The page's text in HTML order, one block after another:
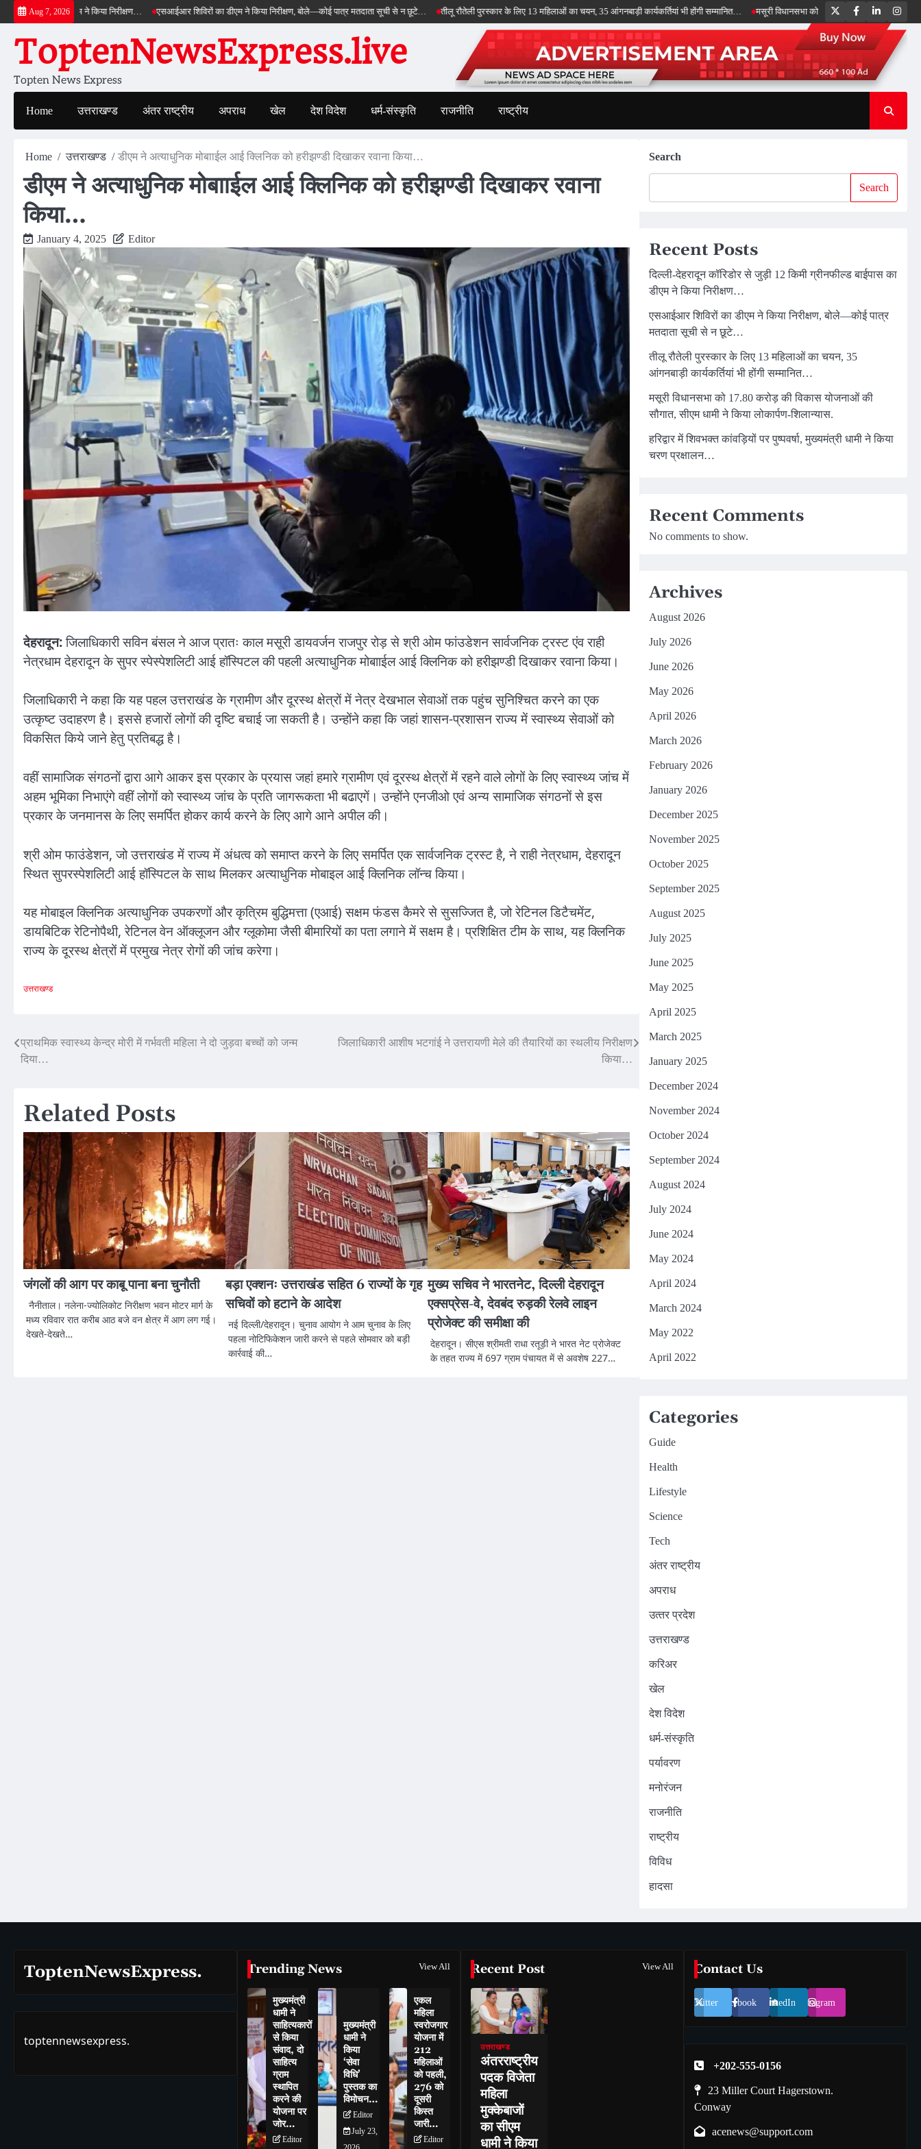
Skip
to
content
Aug 7, 2026
का डीएम ने किया निरीक्षण… एसआईआर शिविरों का डीएम ने किया निरीक्षण, बोले—कोई पात्र मतदाता सूची से न छूटे… तीलू रौतेली पुरस्कार के लिए 13 महिलाओं का चयन, 35 आंगनबाड़ी कार्यकर्तियां भी होंगी सम्मानित… मसूरी विधानसभा को 17.80 करोड़ की विकास योजनाओं की सौगात,
TwitterFacebookLinkedIn
ToptenNewsExpress.live
Topten News Express
Home उत्तराखण्ड अंतर राष्ट्रीय अपराध खेल देश विदेश धर्म-संस्कृति राजनीति राष्ट्रीय
Home उत्तराखण्ड डीएम ने अत्याधुनिक मोबााईल आई क्लिनिक को हरीझण्डी दिखाकर रवाना किया…
डीएम ने अत्याधुनिक मोबााईल आई क्लिनिक को हरीझण्डी दिखाकर रवाना
किया…
January 4, 2025 Editor
देहरादून:जिलाधिकारी सविन बंसल ने आज प्रातः काल मसूरी डायवर्जन राजपुर रोड़ से श्री ओम फांउडेशन सार्वजनिक ट्रस्ट एंव राही
नेत्रधाम देहरादून के सुपर स्पेस्पेशलिटी आई हॉस्पिटल की पहली अत्याधुनिक मोबााईल आई क्लिनिक को हरीझण्डी दिखाकर रवाना किया।
जिलाधिकारी ने कहा कि यह पहल उत्तराखंड के ग्रामीण और दूरस्थ क्षेत्रों में नेत्र देखभाल सेवाओं तक पहुंच सुनिश्चित करने का एक
उत्कृष्ट उदाहरण है। इससे हजारों लोगों की दृष्टि बचाई जा सकती है। उन्होंने कहा कि जहां शासन-प्रशासन राज्य में स्वास्थ्य सेवाओं को
विकसित किये जाने हेतु प्रतिबद्ध है।
वहीं सामाजिक संगठनों द्वारा आगे आकर इस प्रकार के प्रयास जहां हमारे ग्रामीण एवं दूरस्थ क्षेत्रों में रहने वाले लोगों के लिए स्वास्थ्य जांच में
अहम भूमिका निभाएंगे वहीं लोगों को स्वास्थ्य जांच के प्रति जागरूकता भी बढाएगें। उन्होंने एनजीओ एवं अन्य सामाजिक संगठनों से इस
प्रकार के जनमानस के लिए समर्पित होकर कार्य करने के लिए आगे आने अपील की।
श्री ओम फाउंडेशन, जो उत्तराखंड में राज्य में अंधत्व को समाप्त करने के लिए समर्पित एक सार्वजनिक ट्रस्ट है, ने राही नेत्रधाम, देहरादून
स्थित सुपरस्पेशलिटी आई हॉस्पिटल के साथ मिलकर अत्याधुनिक मोबाइल आई क्लिनिक लॉन्च किया।
यह मोबाइल क्लिनिक अत्याधुनिक उपकरणों और कृत्रिम बुद्धिमत्ता (एआई) सक्षम फंडस कैमरे से सुसज्जित है, जो रेटिनल डिटैचमेंट,
डायबिटिक रेटिनोपैथी, रेटिनल वेन ऑक्लूजन और ग्लूकोमा जैसी बीमारियों का पता लगाने में सक्षम है। प्रशिक्षित टीम के साथ, यह क्लिनिक
राज्य के दूरस्थ क्षेत्रों में प्रमुख नेत्र रोगों की जांच करेगा।
उत्तराखण्ड
Post
प्राथमिक स्वास्थ्य केन्द्र मोरी में गर्भवती महिला ने दो जुड़वा बच्चों को जन्म
दिया…
जिलाधिकारी आशीष भटगांई ने उत्तरायणी मेले की तैयारियों का स्थलीय निरीक्षण
किया…
Related Posts
जंगलों की आग पर काबू पाना बना चुनौती
नैनीताल। नलेना-ज्योलिकोट निरीक्षण भवन मोटर मार्ग के
मध्य रविवार रात करीब आठ बजे वन क्षेत्र में आग लग गई।
देखते-देखते…
बड़ा एक्शनः उत्तराखंड सहित 6 राज्यों के गृह
सचिवों को हटाने के आदेश
नई दिल्ली/देहरादून। चुनाव आयोग ने आम चुनाव के लिए
पहला नोटिफिकेशन जारी करने से पहले सोमवार को बड़ी
कार्रवाई की…
मुख्य सचिव ने भारतनेट, दिल्ली देहरादून
एक्सप्रेस-वे, देवबंद रुड़की रेलवे लाइन
प्रोजेक्ट की समीक्षा की
देहरादून। सीएस श्रीमती राधा रतूड़ी ने भारत नेट प्रोजेक्ट
के तहत राज्य में 697 ग्राम पंचायत में से अवशेष 227…
Search
Search
Recent Posts
दिल्ली-देहरादून कॉरिडोर से जुड़ी 12 किमी ग्रीनफील्ड बाईपास का
डीएम ने किया निरीक्षण…
एसआईआर शिविरों का डीएम ने किया निरीक्षण, बोले—कोई पात्र
मतदाता सूची से न छूटे…
तीलू रौतेली पुरस्कार के लिए 13 महिलाओं का चयन, 35
आंगनबाड़ी कार्यकर्तियां भी होंगी सम्मानित…
मसूरी विधानसभा को 17.80 करोड़ की विकास योजनाओं की
सौगात, सीएम धामी ने किया लोकार्पण-शिलान्यास.
हरिद्वार में शिवभक्त कांवड़ियों पर पुष्पवर्षा, मुख्यमंत्री धामी ने किया
चरण प्रक्षालन…
Recent Comments
No comments to show.
Archives
August 2026
July 2026
June 2026
May 2026
April 2026
March 2026
February 2026
January 2026
December 2025
November 2025
October 2025
September 2025
August 2025
July 2025
June 2025
May 2025
April 2025
March 2025
January 2025
December 2024
November 2024
October 2024
September 2024
August 2024
July 2024
June 2024
May 2024
April 2024
March 2024
May 2022
April 2022
Categories
Guide
Health
Lifestyle
Science
Tech
अंतर राष्ट्रीय
अपराध
उत्‍तर प्रदेश
उत्तराखण्ड
करिअर
खेल
देश विदेश
धर्म-संस्कृति
पर्यावरण
मनोरंजन
राजनीति
राष्ट्रीय
विविध
हादसा
ToptenNewsExpress.
toptennewsexpress.
Trending News View All
मुख्यमंत्री
धामी ने
साहित्यकारों
से किया
संवाद, दो
साहित्य
ग्राम
स्थापित
करने की
योजना पर
जोर…
Editor
मुख्यमंत्री
धामी ने
किया
‘सेवा
विधि’
पुस्तक का
विमोचन…
Editor
July 23,
एकल
महिला
स्वरोजगार
योजना में
212
महिलाओं
को पहली,
276 को
दूसरी
किस्त
जारी…
Editor
Recent Post View All
उत्तराखण्ड
अंतरराष्ट्रीय
पदक विजेता
महिला
मुक्केबाजों
का सीएम
धामी ने किया
Contact Us
Twitter Facebook LinkedIn Instagram
+202-555-0156
23 Miller Court Hagerstown.
Conway
acenews@support.com